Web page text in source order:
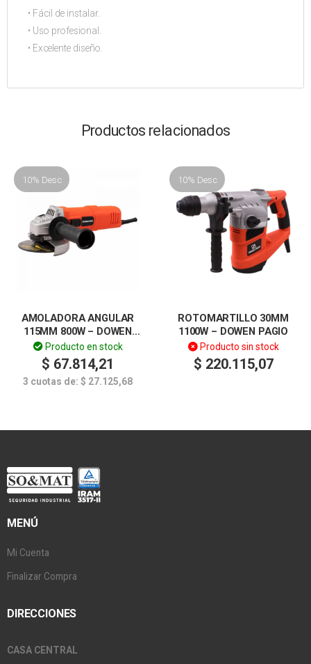
• Fácil de instalar.
• Uso profesional.
• Excelente diseño.
Productos relacionados
10% Desc
AMOLADORA ANGULAR
115MM 800W – DOWEN
PAGIO
Producto en stock
$ 67.814,21
3 cuotas de: $ 27.125,68
10% Desc
ROTOMARTILLO 30MM
1100W – DOWEN PAGIO
Producto sin stock
$ 220.115,07
MENÚ
Mi Cuenta
Finalizar Compra
DIRECCIONES
CASA CENTRAL